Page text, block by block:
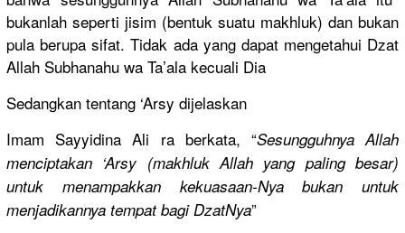
bukanlah seperti jisim (bentuk suatu makhluk) dan bukan
pula berupa sifat. Tidak ada yang dapat mengetahui Dzat
Allah Subhanahu wa Ta’ala kecuali Dia
Sedangkan tentang ‘Arsy dijelaskan
Imam Sayyidina Ali ra berkata, “Sesungguhnya Allah
menciptakan ‘Arsy (makhluk Allah yang paling besar)
untuk menampakkan kekuasaan-Nya bukan untuk
menjadikannya tempat bagi DzatNya”